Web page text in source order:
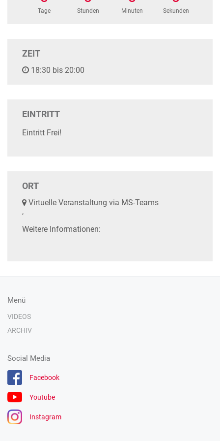
Tage Stunden Minuten Sekunden
ZEIT
18:30 bis 20:00
EINTRITT
Eintritt Frei!
ORT
Virtuelle Veranstaltung via MS-Teams
,
Weitere Informationen:
Menü
VIDEOS
ARCHIV
Social Media
Facebook
Youtube
Instagram